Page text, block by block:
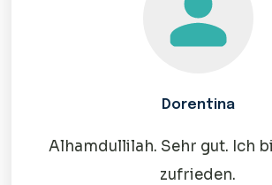
Dorentina
Alhamdullilah. Sehr gut. Ich
zufrieden.